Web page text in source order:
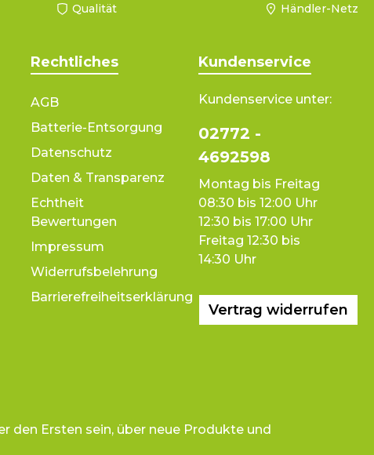
Qualität Händler-Netz
Rechtliches
AGB
Batterie-Entsorgung
Datenschutz
Daten & Transparenz
Echtheit
Bewertungen
Impressum
Widerrufsbelehrung
Barrierefreiheitserklärung
Kundenservice
Kundenservice unter:
02772 -
4692598
Montag bis Freitag
08:30 bis 12:00 Uhr
12:30 bis 17:00 Uhr
Freitag 12:30 bis
14:30 Uhr
Vertrag widerrufen
den Ersten sein, über neue Produkte und